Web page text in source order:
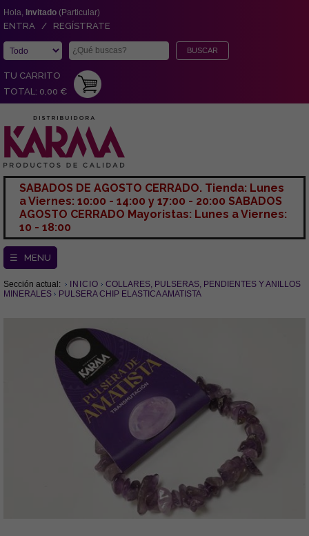
Hola, Invitado (Particular)
ENTRA / REGÍSTRATE
TU CARRITO
TOTAL: 0,00 €
SABADOS DE AGOSTO CERRADO. Tienda: Lunes
a Viernes: 10:00 - 14:00 y 17:00 - 20:00 SABADOS
AGOSTO CERRADO Mayoristas: Lunes a Viernes:
10 - 18:00
☰ MENU
Sección actual: INICIO
COLLARES, PULSERAS, PENDIENTES Y ANILLOS
MINERALES
PULSERA CHIP ELASTICA AMATISTA